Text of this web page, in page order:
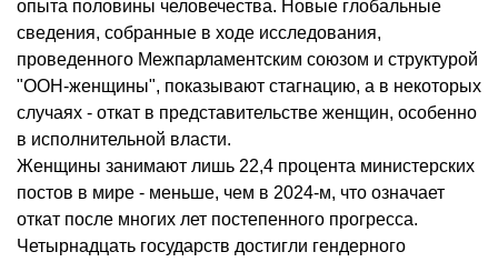
опыта половины человечества. Новые глобальные
сведения, собранные в ходе исследования,
проведенного Межпарламентским союзом и структурой
"ООН‑женщины", показывают стагнацию, а в некоторых
случаях - откат в представительстве женщин, особенно
в исполнительной власти.
Женщины занимают лишь 22,4 процента министерских
постов в мире - меньше, чем в 2024-м, что означает
откат после многих лет постепенного прогресса.
Четырнадцать государств достигли гендерного